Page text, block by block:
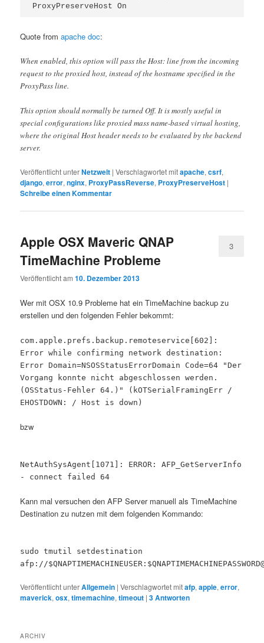
Quote fromapache doc:
When enabled, this option will pass the Host: line from the incoming
request to the proxied host, instead of the hostname specified in the
ProxyPass line.
This option should normally be turned Off. It is mostly useful in
special configurations like proxied mass name-based virtual hosting,
where the original Host header needs to be evaluated by the backend
server.
Veröffentlicht unterNetzwelt |Verschlagwortet mitapache,csrf,
django,error,nginx, ProxyPassReverse, ProxyPreserveHost |
Schreibe einen Kommentar
Apple OSX Maveric QNAP
TimeMachine Probleme
Veröffentlicht am10. Dezember 2013
3
Wer mit OSX 10.9 Probleme hat ein TimeMachine backup zu
erstellen und den folgenden Fehler bekommt:
com.apple.prefs.backup.remoteservice[602]:
Error while confirming network destination:
Error Domain=NSOSStatusErrorDomain Code=64 "Der
Vorgang konnte nicht abgeschlossen werden.
(OSStatus-Fehler 64.)" (kOTSerialFramingErr /
EHOSTDOWN: / Host is down)
bzw
NetAuthSysAgent[1071]: ERROR: AFP_GetServerInfo
- connect failed 64
Kann mal versuchen den AFP Server manuell als TimeMachine
Destination zu nutzen mit dem folgenden Kommando:
sudo tmutil setdestination
afp://
Veröffentlicht unterAllgemein |Verschlagwortet mitafp,apple,error,
maverick,osx,timemachine,timeout |3Antworten
ARCHIV